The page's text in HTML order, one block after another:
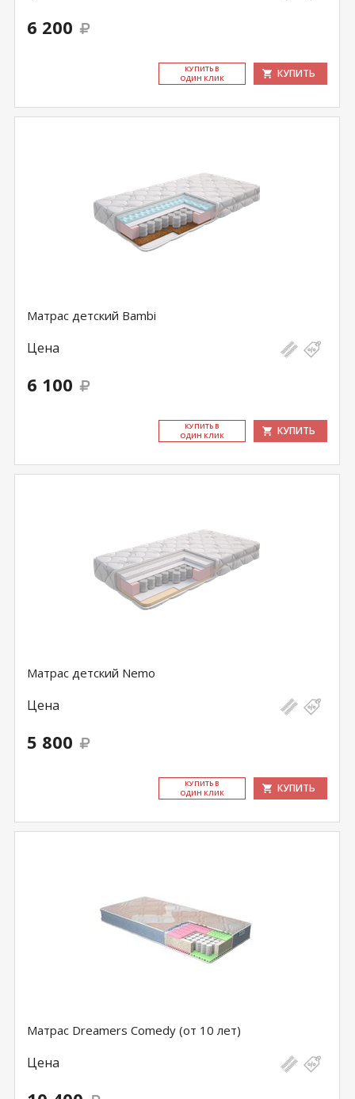
6 200
КУ­ПИТЬ В
ОДИН КЛИК
КУПИТЬ
Матрас детский Bambi
Цена
6 100
КУ­ПИТЬ В
ОДИН КЛИК
КУПИТЬ
Матрас детский Nemo
Цена
5 800
КУ­ПИТЬ В
ОДИН КЛИК
КУПИТЬ
Матрас Dreamers Comedy (от 10 лет)
Цена